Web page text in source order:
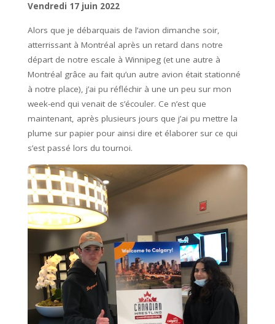
Vendredi 17 juin 2022
Alors que je débarquais de l’avion dimanche soir,
atterrissant à Montréal après un retard dans notre
départ de notre escale à Winnipeg (et une autre à
Montréal grâce au fait qu’un autre avion était stationné
à notre place), j’ai pu réfléchir à une un peu sur mon
week-end qui venait de s’écouler. Ce n’est que
maintenant, après plusieurs jours que j’ai pu mettre la
plume sur papier pour ainsi dire et élaborer sur ce qui
s’est passé lors du tournoi.